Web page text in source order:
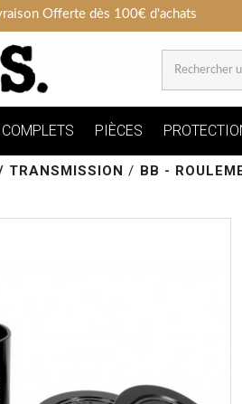
Offerte dès 100€ d'achats
PIÈCES
TRANSMISSION / BB -